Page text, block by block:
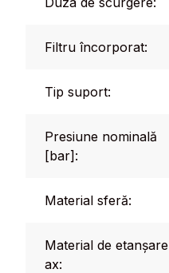
Filtru încorporat:
Tip suport:
Presiune nominală
[bar]:
Material sferă:
Material de etanșare
ax: